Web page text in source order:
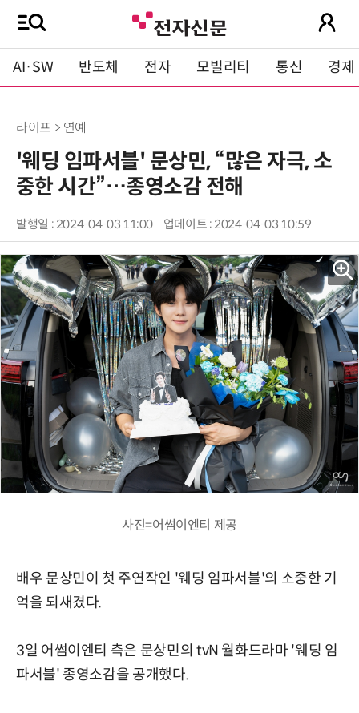
AI·SW 반도체 전자 모빌리티 통신 경제
라이프 > 연예
'웨딩 임파서블' 문상민, “많은 자극, 소
중한 시간”…종영소감 전해
발행일 : 2024-04-03 11:00 업데이트 : 2024-04-03 10:59
사진=어썸이엔티 제공
배우 문상민이 첫 주연작인 '웨딩 임파서블'의 소중한 기
억을 되새겼다.
3일 어썸이엔티 측은 문상민의 tvN 월화드라마 '웨딩 임
파서블' 종영소감을 공개했다.